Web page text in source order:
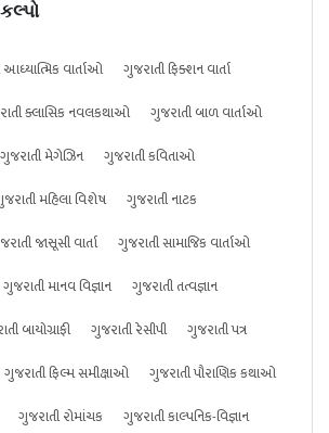
વાર્તાઓ
ગુજરાતી ફિક્શન વાર્તા
ક્લાસિક નવલકથાઓ
ગુજરાતી બાળ વાર્તાઓ
ગુજરાતી મેગેઝિન
ગુજરાતી કવિતાઓ
મહિલા વિશેષ
ગુજરાતી નાટક
જાસૂસી વાર્તા
ગુજરાતી સામાજિક વાર્તાઓ
ગુજરાતી માનવ વિજ્ઞાન
ગુજરાતી તત્વજ્ઞાન
બાયોગ્રાફી ગુજરાતી રેસીપી
ગુજરાતી પત્ર
ગુજરાતી ફિલ્મ સમીક્ષાઓ
ગુજરાતી પૌરાણિક કથાઓ
ગુજરાતી રોમાંચક ગુજરાતી કાલ્પનિક-વિજ્ઞાન